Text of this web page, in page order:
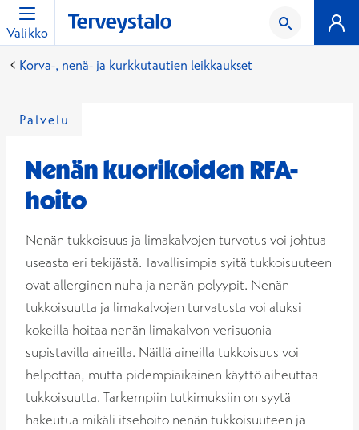
Valikko
Korva-, nenä- ja kurkkutautien leikkaukset
Palvelu
Nenän kuorikoiden RFA-
hoito
Nenän tukkoisuus ja limakalvojen turvotus voi johtua
useasta eri tekijästä. Tavallisimpia syitä tukkoisuuteen
ovat allerginen nuha ja nenän polyypit. Nenän
tukkoisuutta ja limakalvojen turvatusta voi aluksi
kokeilla hoitaa nenän limakalvon verisuonia
supistavilla aineilla. Näillä aineilla tukkoisuus voi
helpottaa, mutta pidempiaikainen käyttö aiheuttaa
tukkoisuutta. Tarkempiin tutkimuksiin on syytä
hakeutua mikäli itsehoito nenän tukkoisuuteen ja